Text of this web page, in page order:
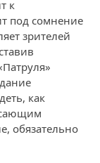
к
под сомнение
зрителей
как
обязательно